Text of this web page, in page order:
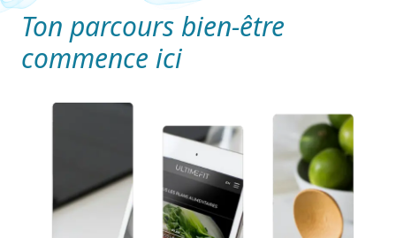
Ton parcours bien-être
commence ici